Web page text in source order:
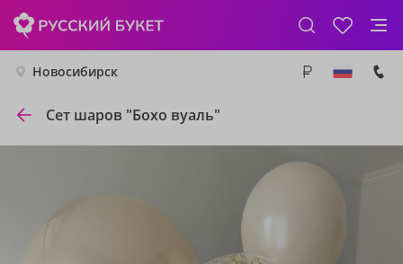
Новосибирск
Сет шаров "Бохо вуаль"